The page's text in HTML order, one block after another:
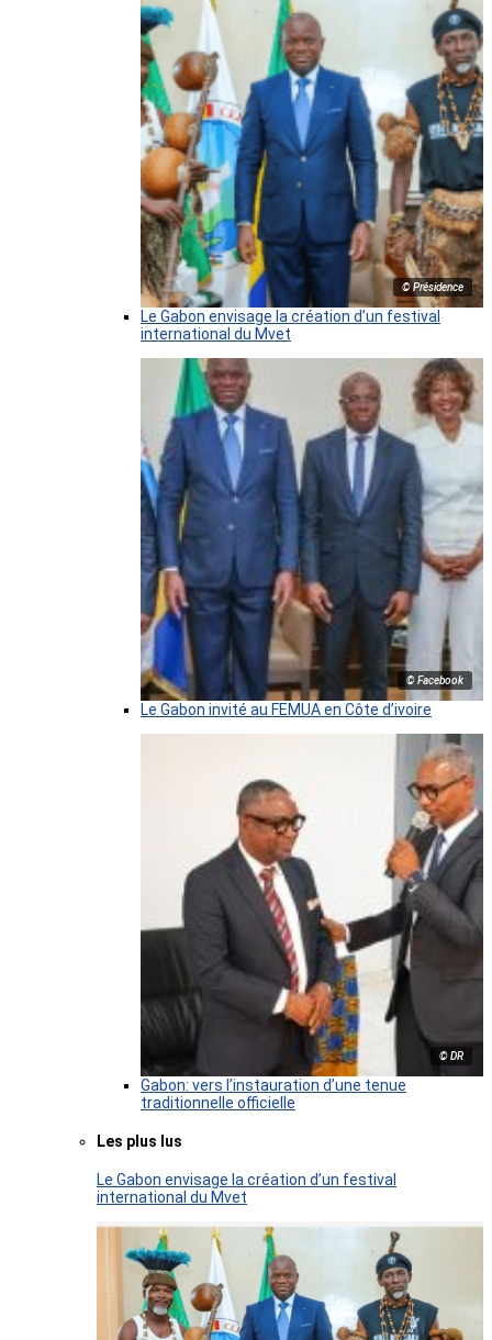
© Présidence
Le Gabon envisage la création d’un festival
international du Mvet
© Facebook
Le Gabon invité au FEMUA en Côte d’ivoire
© DR
Gabon: vers l’instauration d’une tenue
traditionnelle officielle
Les plus lus
Le Gabon envisage la création d’un festival
international du Mvet